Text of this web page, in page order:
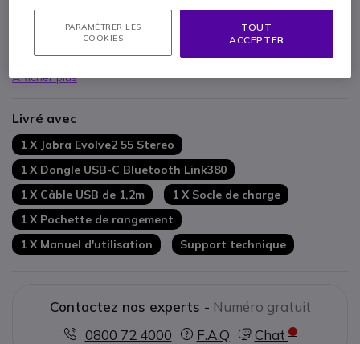
Réduction active du bruit
microphonesà réduction de bruit
Jusqu'à18h
Socle de charge inclus
Afficher plus
Livré avec
1 X Jabra Evolve2 55 Stereo
1 X Dongle USB-C Bluetooth Link380
1 X Câble USB de 1,2m
1 X Socle de charge
1 X Pochette de rangement
1 X Manuel d'utilisation
Support technique
Contactez nos experts - Numéro gratuit
0800 72 4000
F.A.Q Chat
PARAMÉTRER LES
COOKIES
TOUT
ACCEPTER